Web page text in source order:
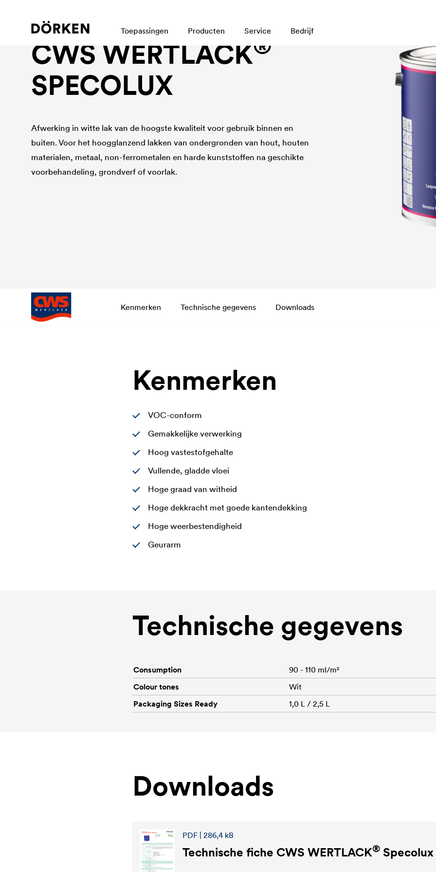
Toepassingen Producten Service Bedrijf
Bouwlakken Oplosmiddelhoudende lakken
CWS WERTLACK®
SPECOLUX
Afwerking in witte lak van de hoogste kwaliteit voor gebruik binnen en
buiten. Voor het hoogglanzend lakken van ondergronden van hout, houten
materialen, metaal, non-ferrometalen en harde kunststoffen na geschikte
voorbehandeling, grondverf of voorlak.
Kenmerken Technische gegevens Downloads
Kenmerken
VOC-conform
Gemakkelijke verwerking
Hoog vastestofgehalte
Vullende, gladde vloei
Hoge graad van witheid
Hoge dekkracht met goede kantendekking
Hoge weerbestendigheid
Geurarm
Technische gegevens
Consumption
90 - 110 ml/m²
Colour tones
Wit
Packaging Sizes Ready
1,0 L / 2,5 L
Downloads
PDF | 286,4 kB
Technische fiche CWS WERTLACK®